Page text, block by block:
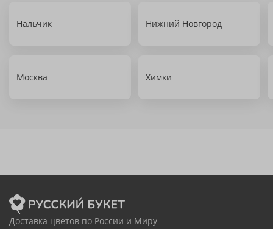
Нальчик Нижний Новгород
Москва Химки
Доставка цветов по России и Миру